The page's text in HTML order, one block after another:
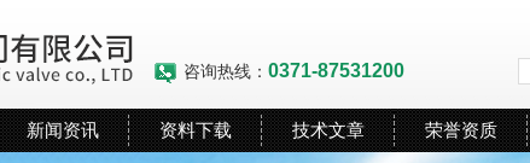
咨询热线： 0371-87531200
新闻资讯 资料下载 技术文章 荣誉资质